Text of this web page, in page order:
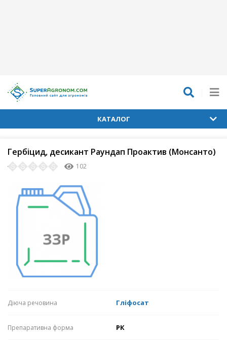
КАТАЛОГ
Гербіцид, десикант Раундап Проактив (Монсанто)
102
Діюча речовина Гліфосат
Препаративна форма РК